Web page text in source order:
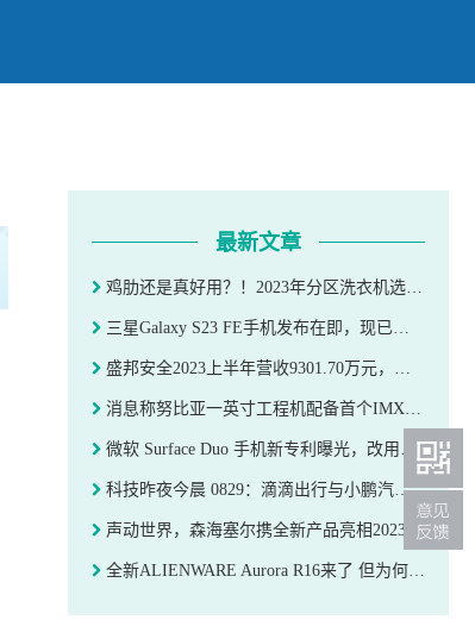
最新文章
鸡肋还是真好用？！2023年分区洗衣机选购指南
三星Galaxy S23 FE手机发布在即，现已通过FCC认证
盛邦安全2023上半年营收9301.70万元，同比增长41.43%
消息称努比亚一英寸工程机配备首个IMX989 35mm镜头，模组厚度惊人
微软 Surface Duo 手机新专利曝光，改用可折叠屏幕
科技昨夜今晨 0829：滴滴出行与小鹏汽车达成战略合作
声动世界，森海塞尔携全新产品亮相2023北京国际耳机展
全新ALIENWARE Aurora R16来了 但为何变化这么大